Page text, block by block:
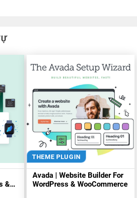
&
THEME PLUGIN
Avada | Website Builder For
WordPress & WooCommerce